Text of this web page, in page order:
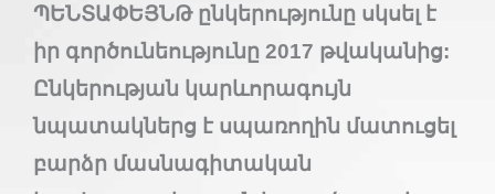
ՊԵՆՏԱՓԵՅՆԹ ընկերությունը սկսել է
իր գործունեությունը 2017 թվականից:
Ընկերության կարևորագույն
նպատակներց է սպառողին մատուցել
բարձր մասնագիտական